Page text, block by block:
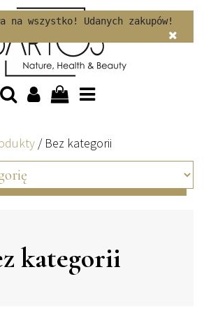
na wszystko! Udanych zakupów!
/ Bez kategorii
kategorii